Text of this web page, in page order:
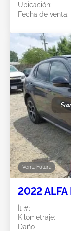
Ubicación:
Fecha de venta:
Venta Futura
2022 ALFA
Ít #:
Kilometraje:
Daño: